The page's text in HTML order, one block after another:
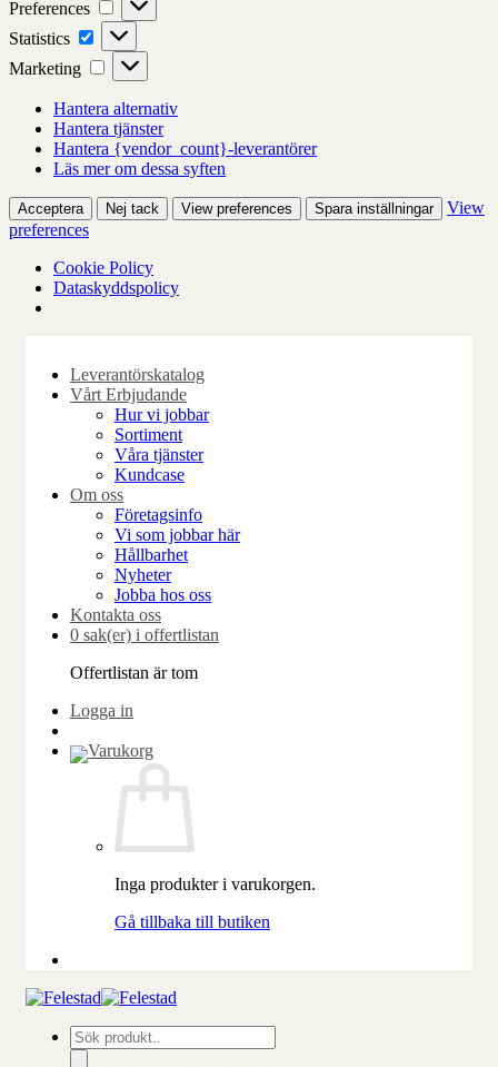
Preferences
Statistics Statistics
Marketing Marketing
Hantera alternativ
Hantera tjänster
Hantera {vendor_count}-leverantörer
Läs mer om dessa syften
Acceptera Nej tack View preferences Spara inställningar
View
preferences
Cookie Policy
Dataskyddspolicy
content
Leverantörskatalog
Vårt Erbjudande
Hur vi jobbar
Sortiment
Våra tjänster
Kundcase
Om oss
Företagsinfo
Vi som jobbar här
Hållbarhet
Nyheter
Jobba hos oss
Kontakta oss
0 sak(er) i offertlistan
Offertlistan är tom
Logga in
Inga produkter i varukorgen.
Gå tillbaka till butiken
Produktsökning